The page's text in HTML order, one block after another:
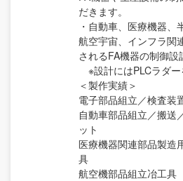
だきます。
・自動車、医療機器、
航空宇宙、インフラ関
されるFA機器の制御設
※設計にはPLCラダ
＜製作実績＞
電子部品組立／検査装
自動車部品組立／搬送
ット
医療機器関連部品製造
具
航空機部品組立冶工具